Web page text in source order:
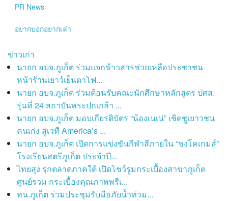
PR News
อยากบอกอยากเล่า
ข่าวเก่า
นายก อบจ.ภูเก็ต ร่วมแจกข้าวสารช่วยเหลือประชาชน
หน้าร้านเยาว์เย็นตาโฟ...
นายก อบจ.ภูเก็ต ร่วมต้อนรับคณะนักศึกษาหลักสูตร ปศส.
รุ่นที่ 24 สถาบันพระปกเกล้า ...
นายก อบจ.ภูเก็ต มอบเกียรติบัตร “น้องเนเน่” เชิดชูเยาวชน
คนเก่ง สู่เวที America’s ...
นายก อบจ.ภูเก็ต เปิดการแข่งขันกีฬาสีภายใน “ชงโคเกมส์”
โรงเรียนสตรีภูเก็ต ประจำปี...
ไทยสุง รุกตลาดภาคใต้ เปิดโชว์รูมกระเบื้องสาขาภูเก็ต
ศูนย์รวม กระเบื้องคุณภาพพรีเ...
ทน.ภูเก็ต ร่วมประชุมรับมือภัยน้ำท่วม...